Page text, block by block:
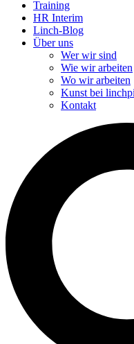
Training
HR Interim
Linch-Blog
Über uns
Wer wir sind
Wie wir arbeiten
Wo wir arbeiten
Kunst bei
Kontakt